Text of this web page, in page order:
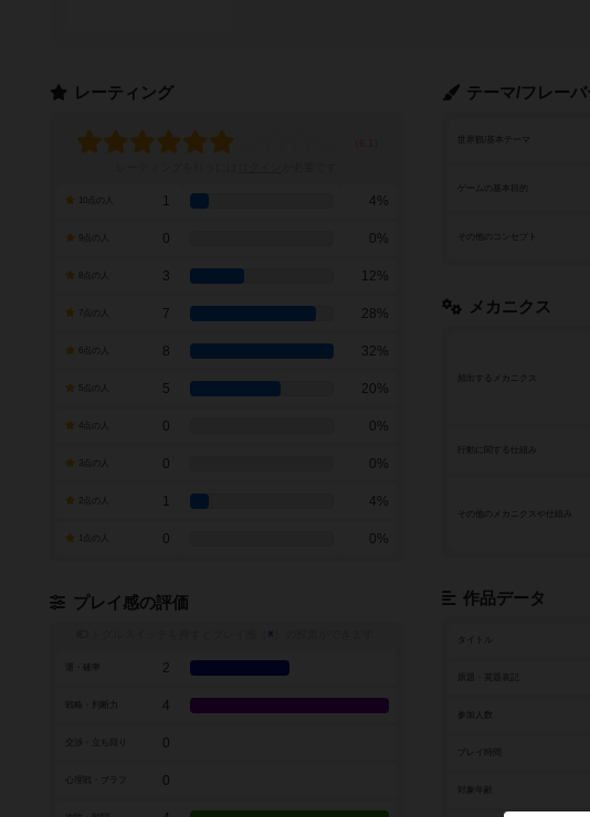
テーマ/フレーバ
世界観/基本テーマ
ゲームの基本目的
その他のコンセプト
メカニクス
頻出するメカニクス
行動に関する仕組み
その他のメカニクスや仕組み
作品データ
タイトル
参加人数
レーティング
1 4%
0 0%
3 12%
7点の人 7 28%
8 32%
5 20%
0 0%
0 0%
1 4%
0 0%
プレイ感の評価
※
2
戦略・判断力 4
0
0